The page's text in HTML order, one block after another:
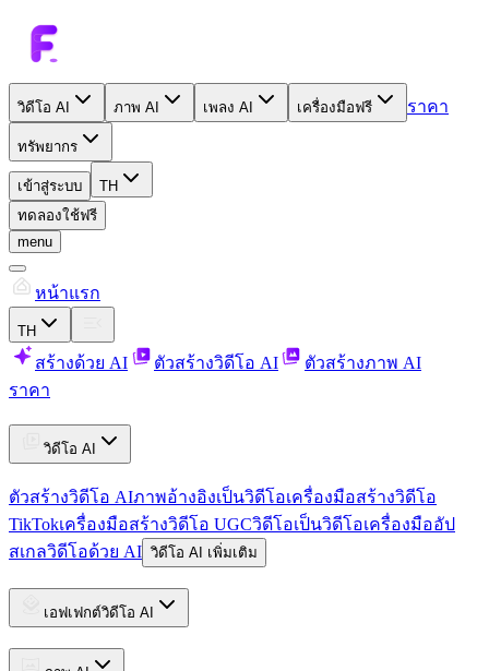
วิดีโอ AI ภาพ AI เพลง AI เครื่องมือฟรี ราคา
ทรัพยากร
เข้าสู่ระบบ
TH
ทดลองใช้ฟรี
menu
หน้าแรก
TH
สร้างด้วย AI ตัวสร้างวิดีโอ AI
ตัวสร้างภาพ AI
ราคา
วิดีโอ AI
ตัวสร้างวิดีโอ AIภาพอ้างอิงเป็นวิดีโอเครื่องมือสร้างวิดีโอ
TikTokเครื่องมือสร้างวิดีโอ UGCวิดีโอเป็นวิดีโอเครื่องมืออัป
สเกลวิดีโอด้วย AI วิดีโอ AI เพิ่มเติม
เอฟเฟกต์วิดีโอ AI